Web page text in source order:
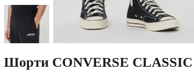
Шорти CONVERSE CLASSIC